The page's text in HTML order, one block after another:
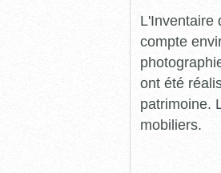
L'Inventaire
compte
ont été
patrimoine.
mobiliers.